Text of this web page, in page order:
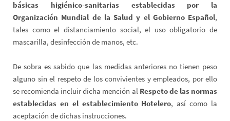
básicas higiénico-sanitarias establecidas por la
Organización Mundial de la Salud y el Gobierno Español,
tales como el distanciamiento social, el uso obligatorio de
mascarilla, desinfección de manos, etc.
De sobra es sabido que las medidas anteriores no tienen peso
alguno sin el respeto de los convivientes y empleados, por ello
se recomienda incluir dicha mención al Respeto de las normas
establecidas en el establecimiento Hotelero, así como la
aceptación de dichas instrucciones.